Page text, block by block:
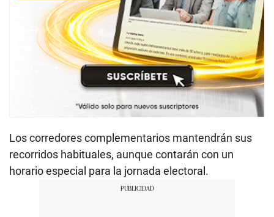
Los corredores complementarios mantendrán sus
recorridos habituales, aunque contarán con un
horario especial para la jornada electoral.